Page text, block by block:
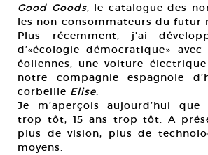
Good Goods, le catalogue des
les non-consommateurs du futur
Plus récemment, j’ai
d’«écologie démocratique»
éoliennes, une voiture
notre compagnie espagnole
corbeille Elise.
Je m’aperçois aujourd’hui
trop tôt, 15 ans trop tôt. A
plus de vision, plus de
moyens.